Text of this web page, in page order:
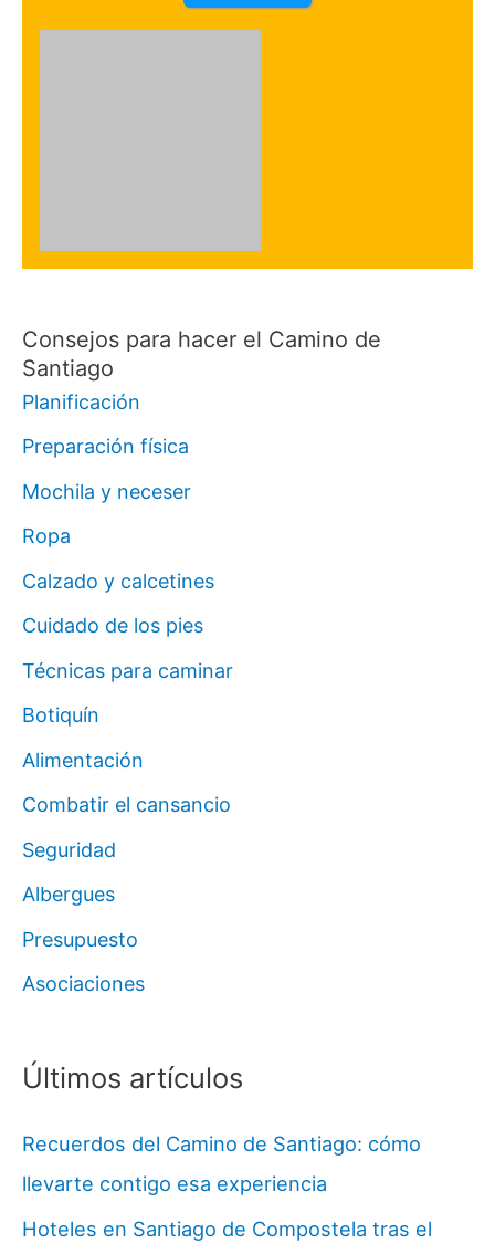
Consejos para hacer el Camino de
Santiago
Planificación
Preparación física
Mochila y neceser
Ropa
Calzado y calcetines
Cuidado de los pies
Técnicas para caminar
Botiquín
Alimentación
Combatir el cansancio
Seguridad
Albergues
Presupuesto
Asociaciones
Últimos artículos
Recuerdos del Camino de Santiago: cómo
llevarte contigo esa experiencia
Hoteles en Santiago de Compostela tras el